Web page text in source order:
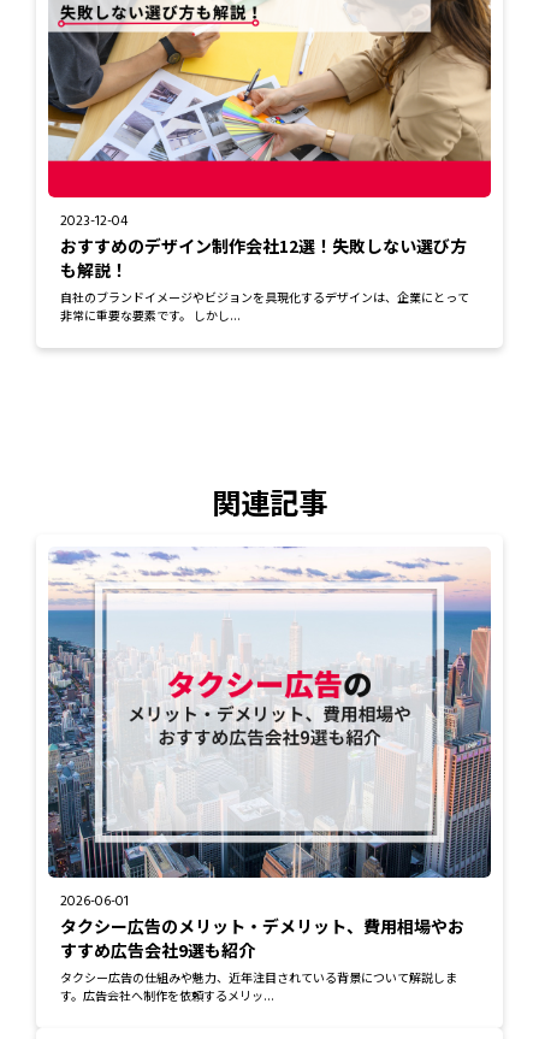
2023-12-04
おすすめのデザイン制作会社12選！失敗しない選び方
も解説！
自社のブランドイメージやビジョンを具現化するデザインは、企業にとって
非常に重要な要素です。 しかし...
関連記事
2026-06-01
タクシー広告のメリット・デメリット、費用相場やお
すすめ広告会社9選も紹介
タクシー広告の仕組みや魅力、近年注目されている背景について解説しま
す。広告会社へ制作を依頼するメリッ...